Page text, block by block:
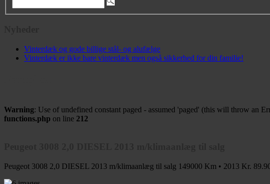
Vinterdæk og gode billige stål- og alufælge
Vinterdæk er ikke bare vinterdæk men også sikkerhed for din familie!
Warning: Use of undefined constant paged - assumed 'paged' (this will throw an
functions.php on line 212
Peugeot 3008 2,0 DIESEL 2013 m/klimaanlæg til salg 149000 Km • 2013 Kr.